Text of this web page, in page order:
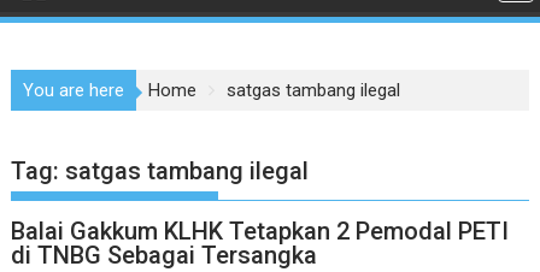
You are here Home satgas tambang ilegal
Tag: satgas tambang ilegal
Balai Gakkum KLHK Tetapkan 2 Pemodal PETI
di TNBG Sebagai Tersangka